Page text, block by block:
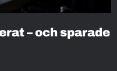
– och sparade